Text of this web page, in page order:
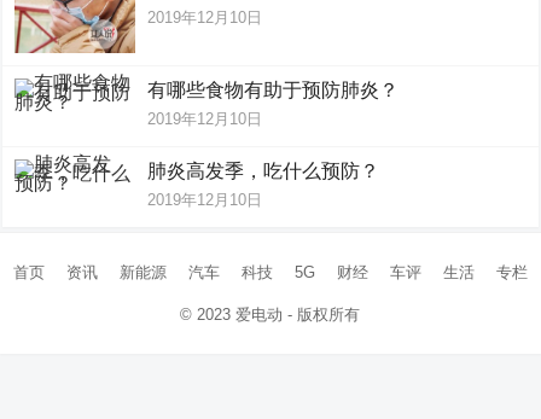
2019年12月10日
有哪些食物有助于预防肺炎？
2019年12月10日
肺炎高发季，吃什么预防？
2019年12月10日
首页 资讯 新能源 汽车 科技 5G 财经 车评 生活 专栏
© 2023爱电动 - 版权所有